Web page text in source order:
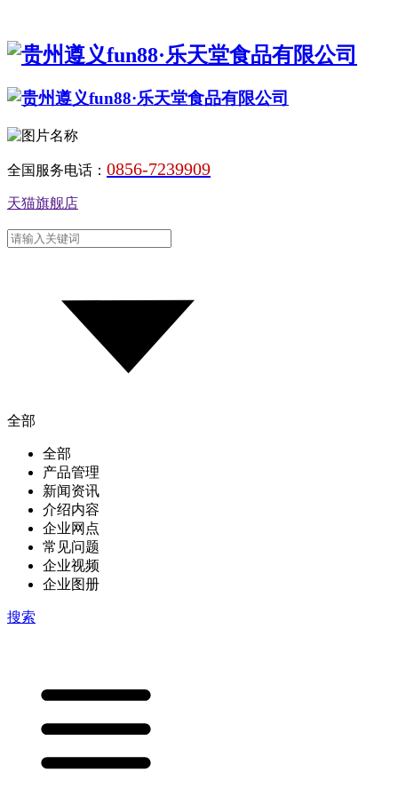
全国服务电话： 0856-7239909
天猫旗舰店
全部
全部
产品管理
新闻资讯
介绍内容
企业网点
常见问题
企业视频
企业图册
搜索